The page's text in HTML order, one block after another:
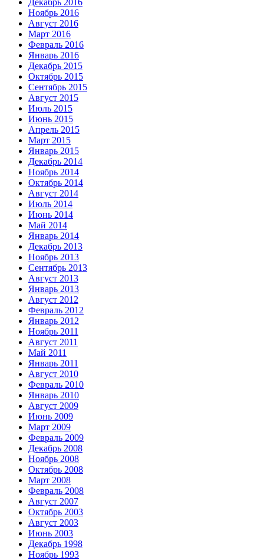
Ноябрь 2016
Август 2016
Март 2016
Февраль 2016
Январь 2016
Декабрь 2015
Октябрь 2015
Сентябрь 2015
Август 2015
Июль 2015
Июнь 2015
Апрель 2015
Март 2015
Январь 2015
Декабрь 2014
Ноябрь 2014
Октябрь 2014
Август 2014
Июль 2014
Июнь 2014
Май 2014
Январь 2014
Декабрь 2013
Ноябрь 2013
Сентябрь 2013
Август 2013
Январь 2013
Август 2012
Февраль 2012
Январь 2012
Ноябрь 2011
Август 2011
Май 2011
Январь 2011
Август 2010
Февраль 2010
Январь 2010
Август 2009
Июнь 2009
Март 2009
Февраль 2009
Декабрь 2008
Ноябрь 2008
Октябрь 2008
Март 2008
Февраль 2008
Август 2007
Октябрь 2003
Август 2003
Июнь 2003
Декабрь 1998
Ноябрь 1993